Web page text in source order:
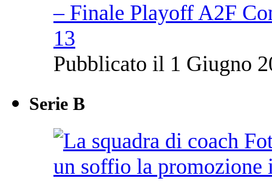
– Finale Playoff A2F
13
Pubblicato il 1 Giugno
Serie B